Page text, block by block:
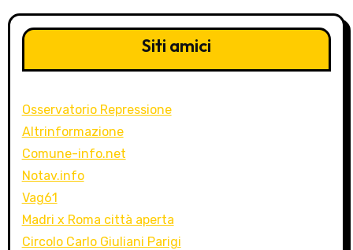
Siti amici
Osservatorio Repressione
Altrinformazione
Comune-info.net
Notav.info
Vag61
Madri x Roma città aperta
Circolo Carlo Giuliani Parigi